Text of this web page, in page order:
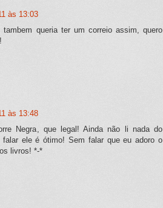
às 13:03
queria ter um correio assim, quero
às 13:48
Negra, que legal! Ainda não li nada do
ele é ótimo! Sem falar que eu adoro o
livros! *-*